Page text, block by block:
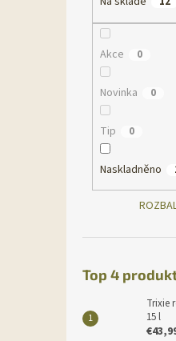
Akce 0
Novinka 0
Tip 0
Naskladněno
Top 4
Trixie
15 l